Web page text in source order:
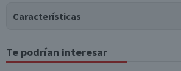
Características
Tipo de Producto
Bajadas de Cama
Te podrían interesar